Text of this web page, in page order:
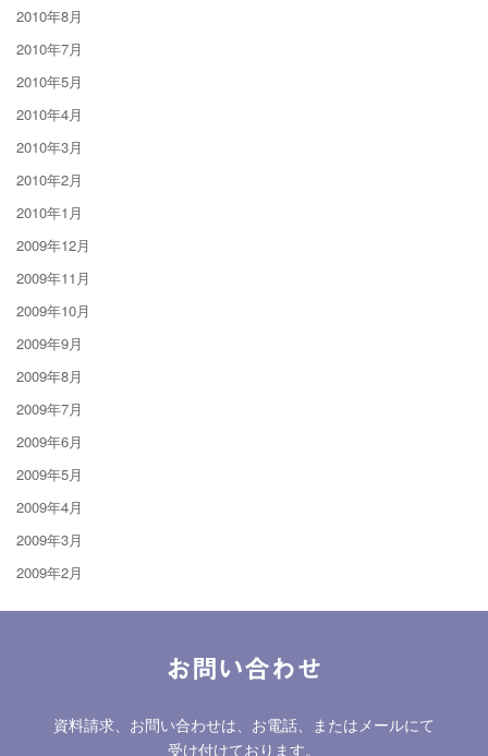
2010年8月
2010年7月
2010年5月
2010年4月
2010年3月
2010年2月
2010年1月
2009年12月
2009年11月
2009年10月
2009年9月
2009年8月
2009年7月
2009年6月
2009年5月
2009年4月
2009年3月
2009年2月
お問い合わせ
資料請求、お問い合わせは、お電話、またはメールにて
受け付けております。